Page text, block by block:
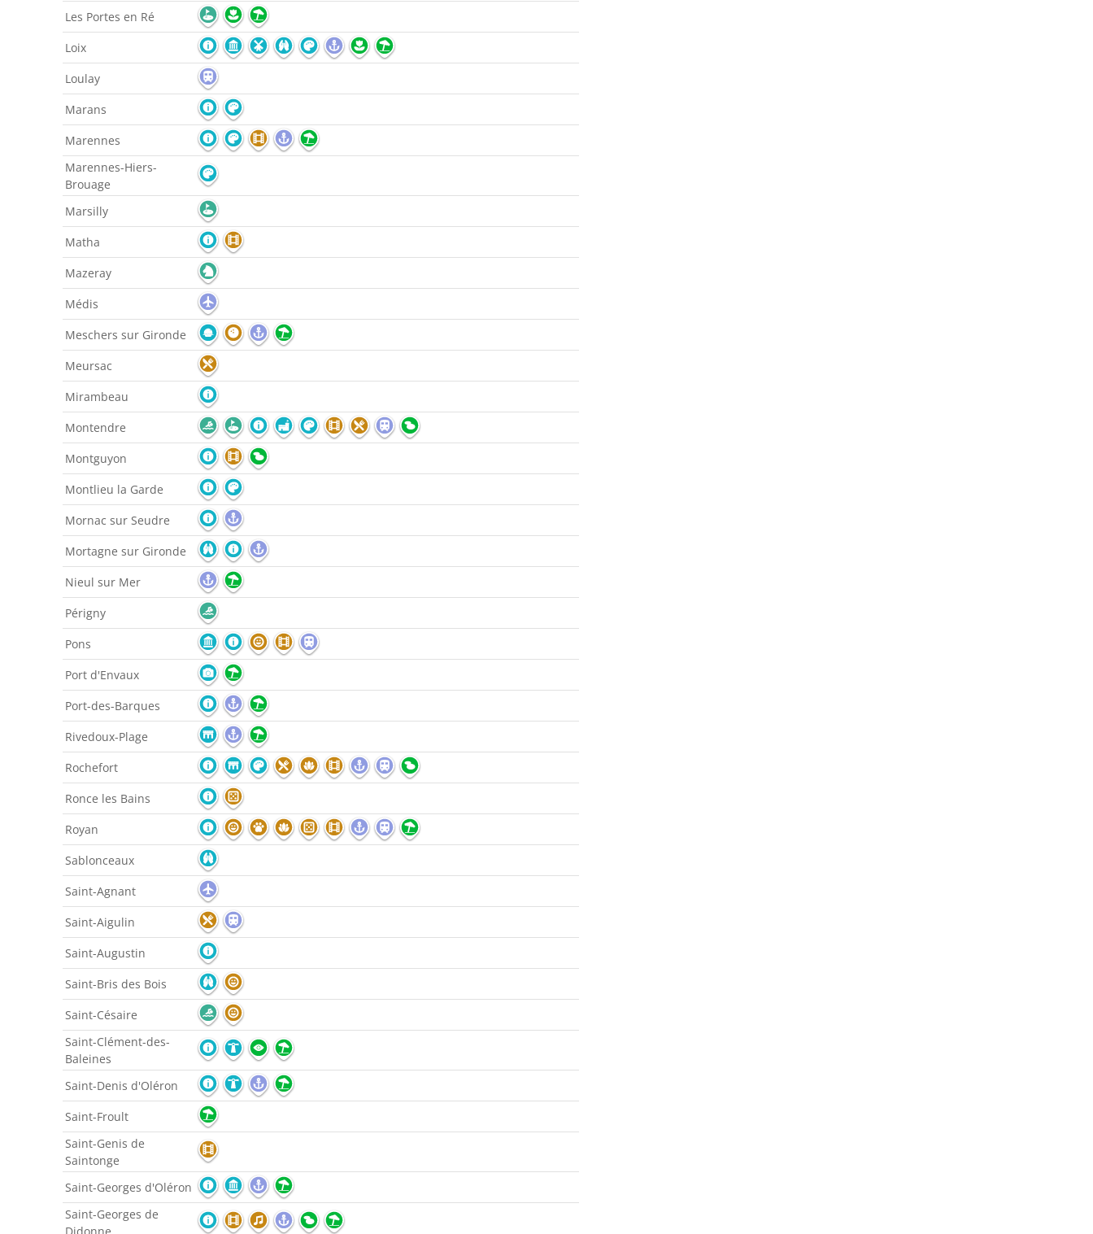
Les Portes en Ré
Loix
Loulay
Marans
Marennes
Marennes-Hiers-
Brouage
Marsilly
Matha
Mazeray
Médis
Meschers sur Gironde
Meursac
Mirambeau
Montendre
Montguyon
Montlieu la Garde
Mornac sur Seudre
Mortagne sur Gironde
Nieul sur Mer
Périgny
Pons
Port d'Envaux
Port-des-Barques
Rivedoux-Plage
Rochefort
Ronce les Bains
Royan
Sablonceaux
Saint-Agnant
Saint-Aigulin
Saint-Augustin
Saint-Bris des Bois
Saint-Césaire
Saint-Clément-des-
Baleines
Saint-Denis d'Oléron
Saint-Froult
Saint-Genis de
Saintonge
Saint-Georges d'Oléron
Saint-Georges de